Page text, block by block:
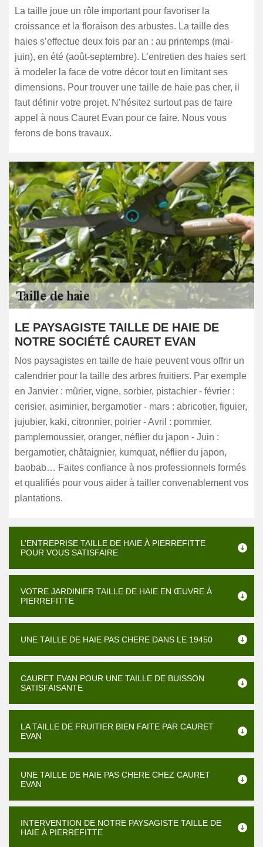
La taille joue un rôle important pour favoriser la
croissance et la floraison des arbustes. La taille des
haies s’effectue deux fois par an : au printemps (mai-
juin), en été (août-septembre). L’entretien des haies sert
à modeler la face de votre décor tout en limitant ses
dimensions. Pour trouver une taille de haie pas cher, il
faut définir votre projet. N’hésitez surtout pas de faire
appel à nous Cauret Evan pour ce faire. Nous vous
ferons de bons travaux.
LE PAYSAGISTE TAILLE DE HAIE DE
NOTRE SOCIÉTÉ CAURET EVAN
Nos paysagistes en taille de haie peuvent vous offrir un
calendrier pour la taille des arbres fruitiers. Par exemple
en Janvier : mûrier, vigne, sorbier, pistachier - février :
cerisier, asiminier, bergamotier - mars : abricotier, figuier,
jujubier, kaki, citronnier, poirier - Avril : pommier,
pamplemoussier, oranger, néflier du japon - Juin :
bergamotier, châtaignier, kumquat, néflier du japon,
baobab… Faites confiance à nos professionnels formés
et qualifiés pour vous aider à tailler convenablement vos
plantations.
L’ENTREPRISE TAILLE DE HAIE À PIERREFITTE
POUR VOUS SATISFAIRE
VOTRE JARDINIER TAILLE DE HAIE EN ŒUVRE À
PIERREFITTE
UNE TAILLE DE HAIE PAS CHERE DANS LE 19450
CAURET EVAN POUR UNE TAILLE DE BUISSON
SATISFAISANTE
LA TAILLE DE FRUITIER BIEN FAITE PAR CAURET
EVAN
UNE TAILLE DE HAIE PAS CHERE CHEZ CAURET
EVAN
INTERVENTION DE NOTRE PAYSAGISTE TAILLE DE
HAIE À PIERREFITTE